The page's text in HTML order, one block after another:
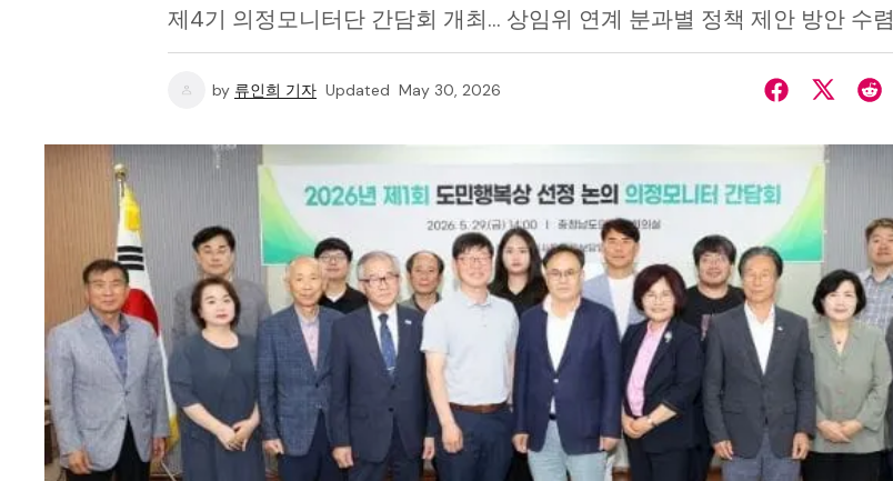
제4기 의정모니터단 간담회 개최… 상임위 연계 분과별 정책 제안 방안 수렴
by 류인희 기자 Updated May 30, 2026